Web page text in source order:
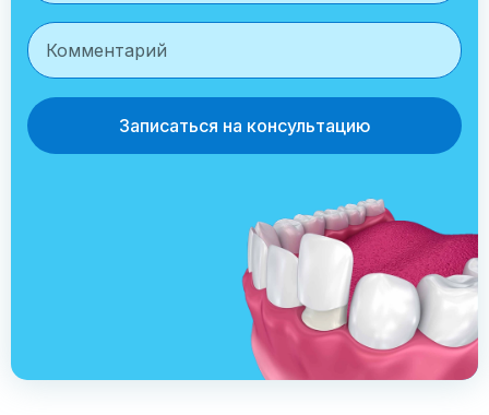
Записаться на консультацию